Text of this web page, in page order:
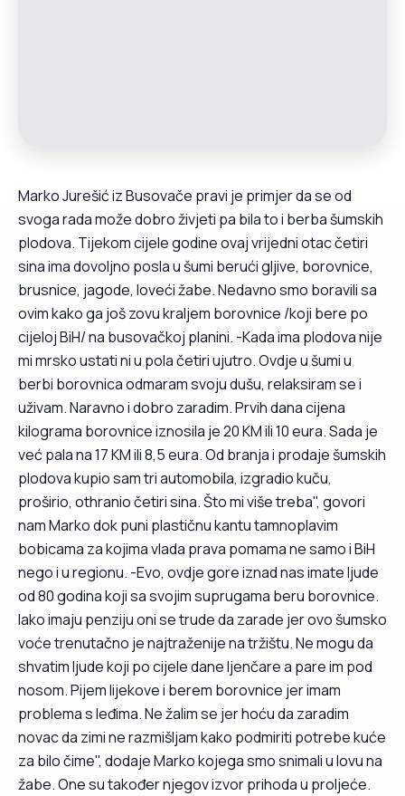
Marko Jurešić iz Busovače pravi je primjer da se od
svoga rada može dobro živjeti pa bila to i berba šumskih
plodova. Tijekom cijele godine ovaj vrijedni otac četiri
sina ima dovoljno posla u šumi berući gljive, borovnice,
brusnice, jagode, loveći žabe. Nedavno smo boravili sa
ovim kako ga još zovu kraljem borovnice /koji bere po
cijeloj BiH/ na busovačkoj planini. -Kada ima plodova nije
mi mrsko ustati ni u pola četiri ujutro. Ovdje u šumi u
berbi borovnica odmaram svoju dušu, relaksiram se i
uživam. Naravno i dobro zaradim. Prvih dana cijena
kilograma borovnice iznosila je 20 KM ili 10 eura. Sada je
već pala na 17 KM ili 8,5 eura. Od branja i prodaje šumskih
plodova kupio sam tri automobila, izgradio kuču,
proširio, othranio četiri sina. Što mi više treba", govori
nam Marko dok puni plastičnu kantu tamnoplavim
bobicama za kojima vlada prava pomama ne samo i BiH
nego i u regionu. -Evo, ovdje gore iznad nas imate ljude
od 80 godina koji sa svojim suprugama beru borovnice.
Iako imaju penziju oni se trude da zarade jer ovo šumsko
voće trenutačno je najtraženije na tržištu. Ne mogu da
shvatim ljude koji po cijele dane ljenčare a pare im pod
nosom. Pijem lijekove i berem borovnice jer imam
problema s leđima. Ne žalim se jer hoću da zaradim
novac da zimi ne razmišljam kako podmiriti potrebe kuće
za bilo čime", dodaje Marko kojega smo snimali u lovu na
žabe. One su također njegov izvor prihoda u proljeće.